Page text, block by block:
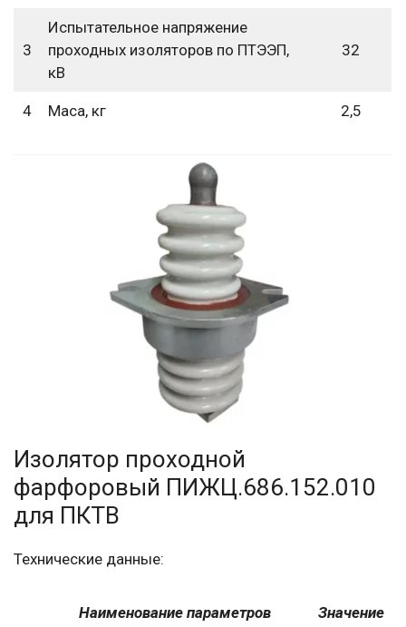
3
Испытательное напряжение
проходных изоляторов по ПТЭЭП,
кВ
32
4 Маса, кг 2,5
Изолятор проходной
фарфоровый ПИЖЦ.686.152.010
для ПКТВ
Технические данные:
Наименование параметров Значение